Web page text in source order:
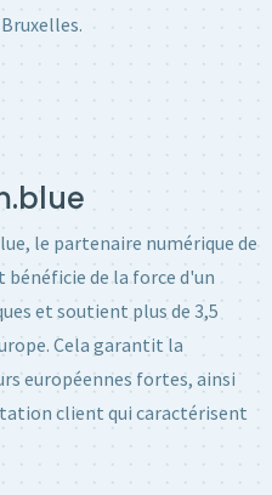
le partenaire numérique de
bénéficie de la force d'un
et soutient plus de 3,5
Cela garantit la
européennes fortes, ainsi
client qui caractérisent